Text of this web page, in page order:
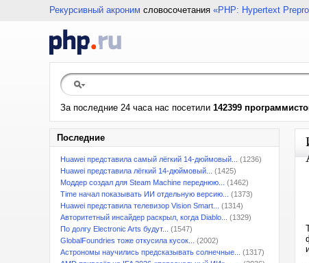
Рекурсивный акроним словосочетания «PHP: Hypertext
За последние 24 часа нас посетили 142399
Последние
Huawei представила самый лёгкий 14-дюймовый...
(1236)
Huawei представила лёгкий 14-дюймовый...
(1425)
Моддер создал для Steam Machine переднюю...
(1462)
Time начал показывать ИИ отдельную версию...
(1373)
Huawei представила телевизор Vision Smart...
(1314)
Авторитетный инсайдер раскрыл, когда Diablo...
(1329)
По долгу Electronic Arts будут...
(1547)
GlobalFoundries тоже откусила кусок...
(2002)
Астрономы научились предсказывать солнечные...
(1317)